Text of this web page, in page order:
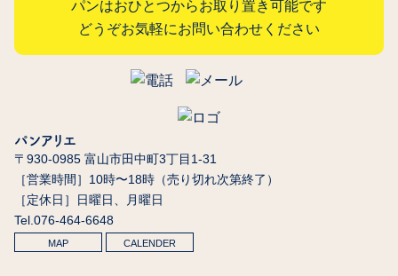
パンはおひとつからお取り置き可能です
どうぞお気軽にお問い合わせください
パンアリエ
〒930-0985 富山市田中町3丁目1-31
［営業時間］10時〜18時（売り切れ次第終了）
［定休日］日曜日、月曜日
Tel.076-464-6648
MAP CALENDER